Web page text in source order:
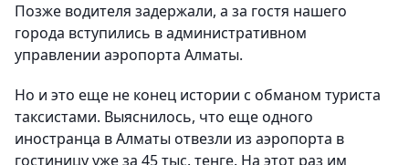
Позже водителя задержали, а за гостя нашего
города вступились в административном
управлении аэропорта Алматы.
Но и это еще не конец истории с обманом туриста
таксистами. Выяснилось, что еще одного
иностранца в Алматы отвезли из аэропорта в
гостиницу уже за 45 тыс. тенге. На этот раз им